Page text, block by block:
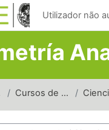
principal
Utilizador não
Cursos de carreras de grado